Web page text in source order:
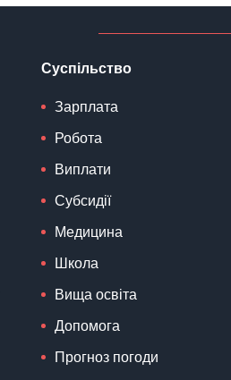
Суспільство
Зарплата
Робота
Виплати
Субсидії
Медицина
Школа
Вища освіта
Допомога
Прогноз погоди